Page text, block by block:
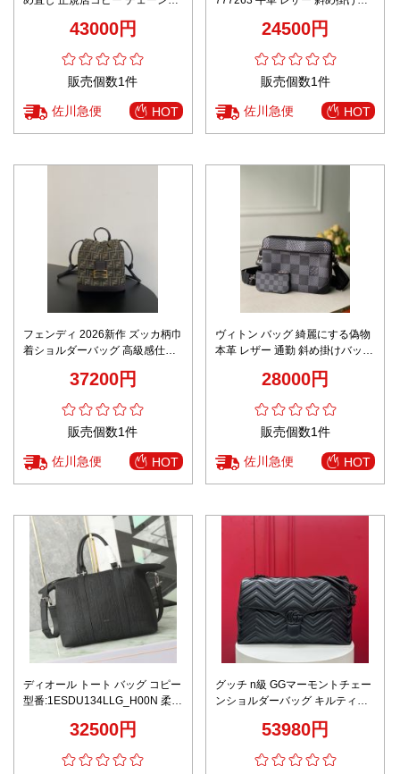
雅 ブラック43000円
販売個数1件
佐川急便 HOT
24500円
販売個数1件
佐川急便 HOT
フェンディ 2026新作 ズッカ柄巾
着ショルダーバッグ 高級感仕上
安心の日本倉庫発送保証 追跡可
37200円
販売個数1件
佐川急便 HOT
ヴィトン バッグ 綺麗にする偽物
本革 レザー 通勤 斜め掛けバッグ
28000円
販売個数1件
佐川急便 HOT
ディオール トート バッグ コピー
型番:1ESDU134LLG_H00N 柔ら
牛革 ブラック32500円
グッチ n級 GGマーモントチェー
ンショルダーバッグ キルティン
53980円